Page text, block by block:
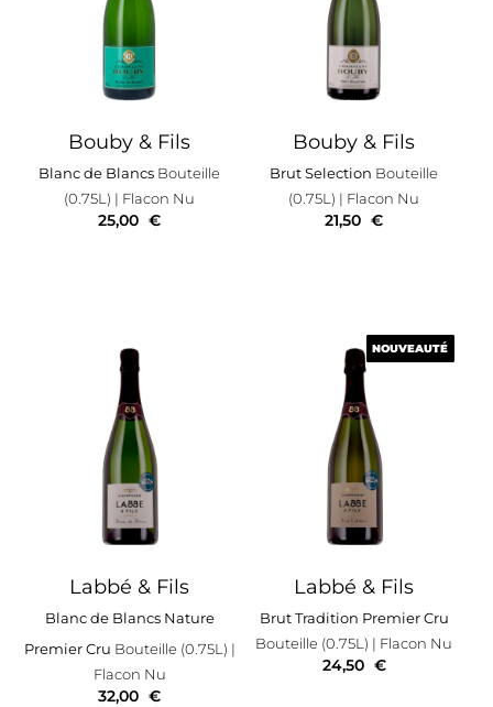
Bouby & Fils
Blanc de Blancs Bouteille
(0.75L) | Flacon Nu
25,00 €
Bouby & Fils
Brut Selection Bouteille
(0.75L) | Flacon Nu
21,50 €
Labbé & Fils
Blanc de Blancs Nature
Premier Cru Bouteille (0.75L) |
Flacon Nu
32,00 €
NOUVEAUTÉ
Labbé & Fils
Brut Tradition Premier Cru
Bouteille (0.75L) | Flacon Nu
NOUVEAUTÉ
24,50 €